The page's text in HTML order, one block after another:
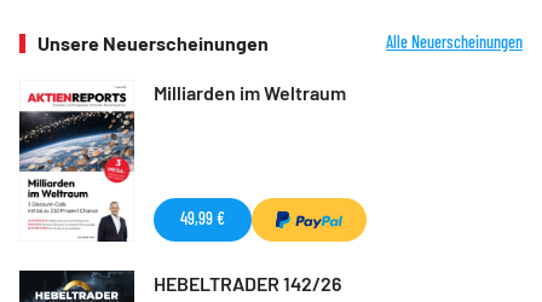
Unsere Neuerscheinungen Alle Neuerscheinungen
Milliarden im Weltraum
49,99 €
HEBELTRADER 142/26